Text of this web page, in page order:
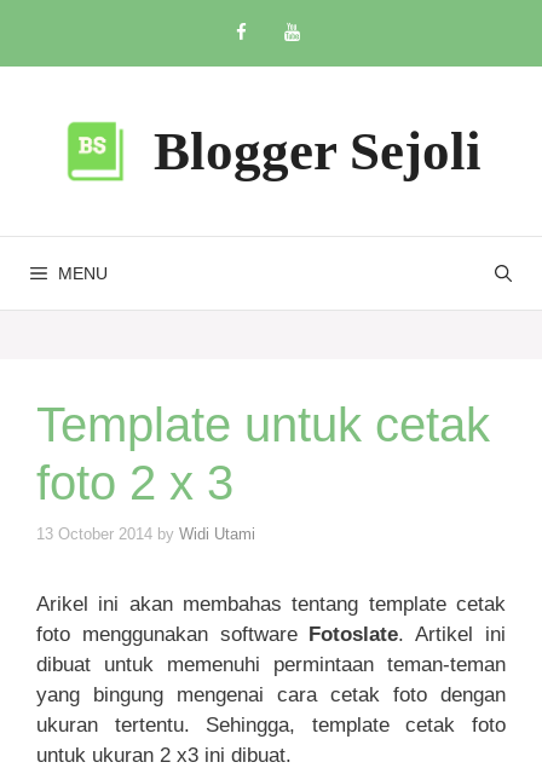
content
Blogger Sejoli
MENU
Template untuk cetak
foto 2 x 3
13 October 2014 by Widi Utami
Arikel ini akan membahas tentang template cetak
foto menggunakan software Fotoslate. Artikel ini
dibuat untuk memenuhi permintaan teman-teman
yang bingung mengenai cara cetak foto dengan
ukuran tertentu. Sehingga, template cetak foto
untuk ukuran 2 x3 ini dibuat.